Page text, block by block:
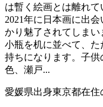
は暫く絵画とは離れて
2021年に日本画に出
かり魅了されてしま
小瓶を机に並べて、
持ちになります。子
色、瀬戸...
愛媛県出身東京都在住